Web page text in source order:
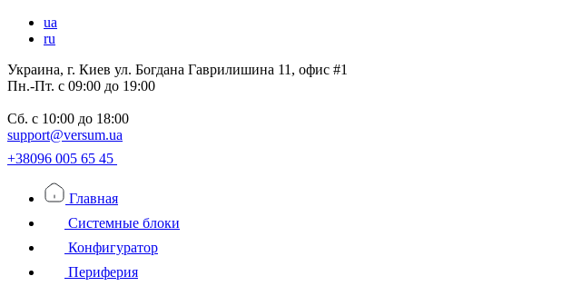
ua
ru
Украина, г. Киев ул. Богдана Гаврилишина 11, офис #1
Пн.-Пт. с 09:00 до 19:00
Сб. с 10:00 до 18:00
support@versum.ua
+38096 005 65 45
Главная
Системные блоки
Конфигуратор
Периферия